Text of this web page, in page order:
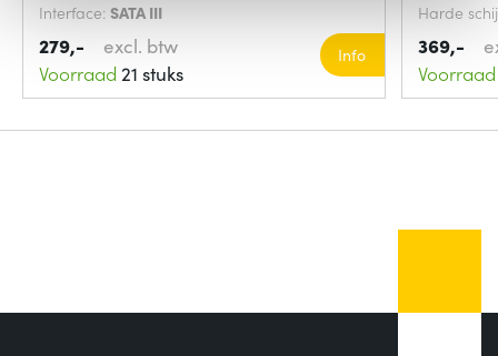
Interface: SATA III
279,-
excl. btw
Voorraad 21 stuks
Info
Harde
369,-
Voorraad